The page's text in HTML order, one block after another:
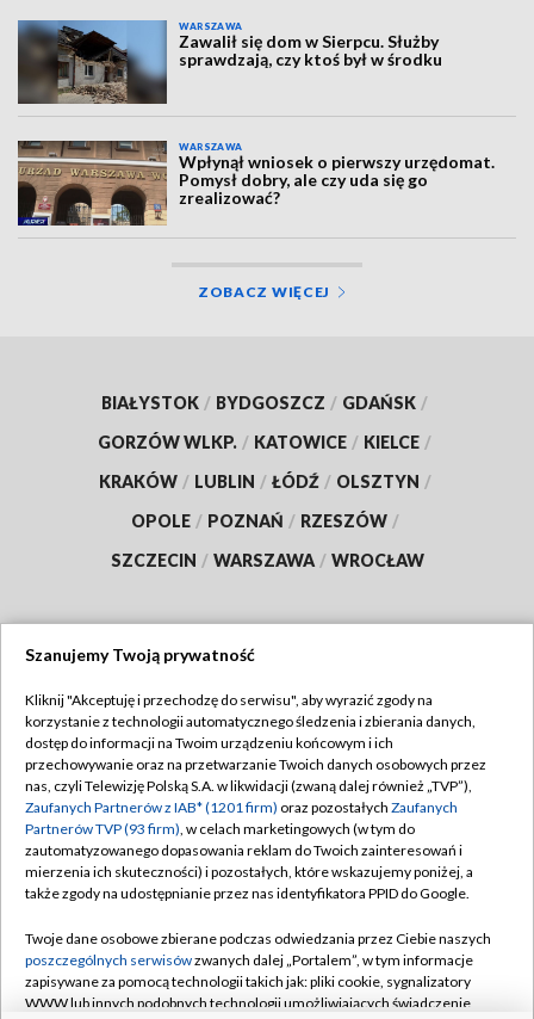
WARSZAWA
Zawalił się dom w Sierpcu. Służby
sprawdzają, czy ktoś był w środku
WARSZAWA
Wpłynął wniosek o pierwszy urzędomat.
Pomysł dobry, ale czy uda się go
zrealizować?
ZOBACZ WIĘCEJ
BIAŁYSTOK / BYDGOSZCZ / GDAŃSK /
GORZÓW WLKP. / KATOWICE / KIELCE /
KRAKÓW / LUBLIN / ŁÓDŹ / OLSZTYN /
OPOLE / POZNAŃ / RZESZÓW /
SZCZECIN / WARSZAWA / WROCŁAW
TVP
Abonament TVP
Emisja w TVP
Centrum informacji TVP
Naziemna Telewizja Cyfrowa
Rada Programowa
System NOS
Regulamin TVP
Polityka prywatności
Moje zgody
Pomoc
Kontakt
Szanujemy Twoją prywatność
Kliknij "Akceptuję i przechodzę do serwisu", aby wyrazić zgody na
korzystanie z technologii automatycznego śledzenia i zbierania danych,
dostęp do informacji na Twoim urządzeniu końcowym i ich
przechowywanie oraz na przetwarzanie Twoich danych osobowych przez
nas, czyli Telewizję Polską S.A. w likwidacji (zwaną dalej również „TVP”),
Zaufanych Partnerów z IAB* (1201 firm) oraz pozostałych Zaufanych
Partnerów TVP (93 firm), w celach marketingowych (w tym do
zautomatyzowanego dopasowania reklam do Twoich zainteresowań i
mierzenia ich skuteczności) i pozostałych, które wskazujemy poniżej, a
także zgody na udostępnianie przez nas identyfikatora PPID do Google.
Twoje dane osobowe zbierane podczas odwiedzania przez Ciebie naszych
poszczególnych serwisówzwanych dalej „Portalem”, w tym informacje
zapisywane za pomocą technologii takich jak: pliki cookie, sygnalizatory
WWW lub innych podobnych technologii umożliwiających świadczenie